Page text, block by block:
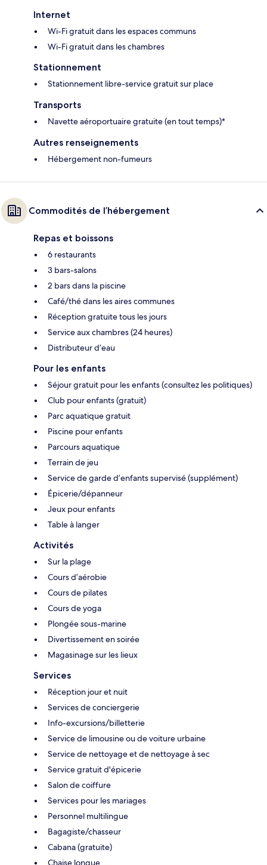
Internet
Wi-Fi gratuit dans les espaces communs
Wi-Fi gratuit dans les chambres
Stationnement
Stationnement libre-service gratuit sur place
Transports
Navette aéroportuaire gratuite (en tout temps)*
Autres renseignements
Hébergement non-fumeurs
Commodités de l’hébergement
Repas et boissons
6 restaurants
3 bars-salons
2 bars dans la piscine
Café/thé dans les aires communes
Réception gratuite tous les jours
Service aux chambres (24 heures)
Distributeur d’eau
Pour les enfants
Séjour gratuit pour les enfants (consultez les politiques)
Club pour enfants (gratuit)
Parc aquatique gratuit
Piscine pour enfants
Parcours aquatique
Terrain de jeu
Service de garde d’enfants supervisé (supplément)
Épicerie/dépanneur
Jeux pour enfants
Table à langer
Activités
Sur la plage
Cours d’aérobie
Cours de pilates
Cours de yoga
Plongée sous-marine
Divertissement en soirée
Magasinage sur les lieux
Services
Réception jour et nuit
Services de conciergerie
Info-excursions/billetterie
Service de limousine ou de voiture urbaine
Service de nettoyage et de nettoyage à sec
Service gratuit d'épicerie
Salon de coiffure
Services pour les mariages
Personnel multilingue
Bagagiste/chasseur
Cabana (gratuite)
Chaise longue